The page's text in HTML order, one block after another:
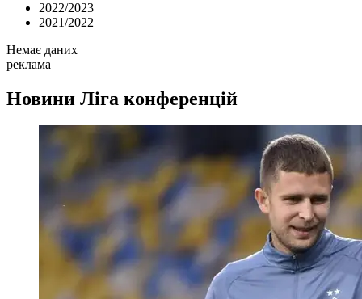
2022/2023
2021/2022
Немає даних
реклама
Новини Ліга конференцій